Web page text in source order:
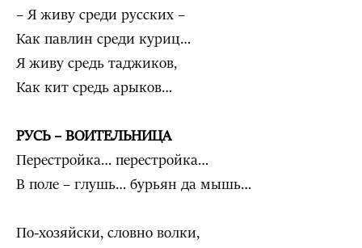
– Я живу среди русских –
Как павлин среди куриц…
Я живу средь таджиков,
Как кит средь арыков…
РУСЬ – ВОИТЕЛЬНИЦА
Перестройка… перестройка…
В поле – глушь… бурьян да мышь…
По-хозяйски, словно волки,